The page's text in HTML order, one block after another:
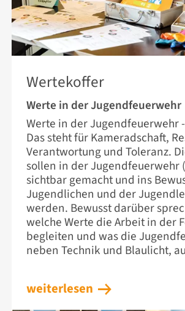
29. JUNI 2026
Wertekoffer
Werte in der Jugendfeuerwehr
Werte in der Jugendfeuerwehr -
Das steht für Kameradschaft,
Verantwortung und Toleranz.
sollen in der Jugendfeuerwehr
sichtbar gemacht und ins
Jugendlichen und der
werden. Bewusst darüber
welche Werte die Arbeit in der
begleiten und was die
neben Technik und Blaulicht,
weiterlesen